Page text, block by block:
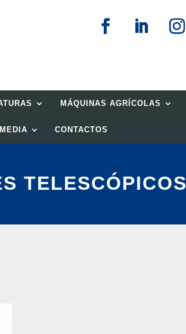
MÁQUINAS AGRÍCOLAS
MEDIA CONTACTOS
TELESCÓPICOS